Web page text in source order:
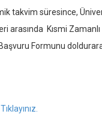
takvim süresince,
Kısmi Zamanlı
Formunu